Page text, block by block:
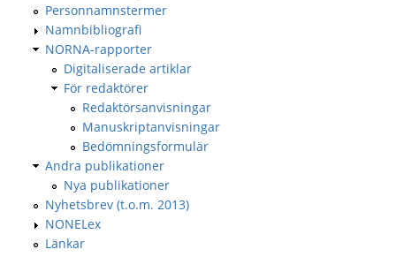
Personnamnstermer
Namnbibliografi
NORNA-rapporter
Digitaliserade artiklar
För redaktörer
Redaktörsanvisningar
Manuskriptanvisningar
Bedömningsformulär
Andra publikationer
Nya publikationer
Nyhetsbrev (t.o.m. 2013)
NONELex
Länkar